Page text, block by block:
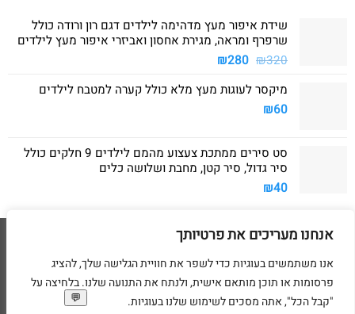
אנחנו מעריכים את פרטיותך
אנו משתמשים בעוגיות כדי לשפר את חוויית הגלישה שלך, להציג
פרסומות או תוכן מותאם אישית, ולנתח את התנועה שלנו. בלחיצה על
"קבל הכל", אתה מסכים לשימוש שלנו בעוגיות.
שידת איפור מעץ מדהימה לילדים דגם רון ורודה כולל
שרפרף ומראה, מגירת אחסון ואביזרי איפור מעץ לילדים
₪320
המחיר
היה:
₪280 המחיר
הוא:
מיקסר לעוגות מעץ מלא כולל קערה למטבח לילדים
₪60
סט סירים ממתכת צעצוע מהמם לילדים 9 חלקים כולל
סיר גדול, סיר קטן, מחבת ושלושה כלים
₪40
Visa
MasterCard
Express
2
דף הבית מדיניות משלוחים מדיניות החזרת מוצרים תקנון מדיניות פרטיות
הסדרי נגישות בקשת מחיקת פרטים אישיים
בניית ועיצוב אתרי מסחר Code&Concept Copyright 2026 ©